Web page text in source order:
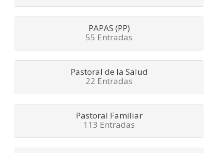
PAPAS (PP)
55 Entradas
Pastoral de la Salud
22 Entradas
Pastoral Familiar
113 Entradas